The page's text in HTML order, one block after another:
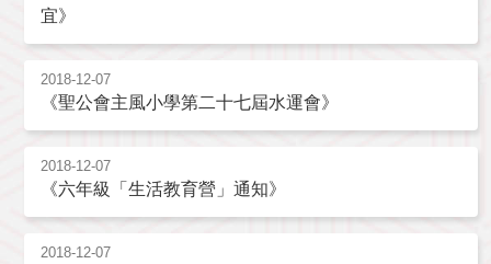
宜》
2018-12-07
《聖公會主風小學第二十七屆水運會》
2018-12-07
《六年級「生活教育營」通知》
2018-12-07